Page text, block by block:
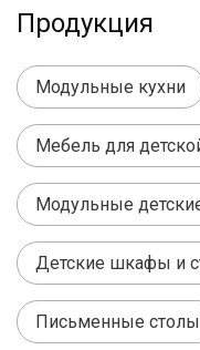
Продукция
Модульные кухни
Мебель для
Модульные
Детские шкафы и
Письменные столы